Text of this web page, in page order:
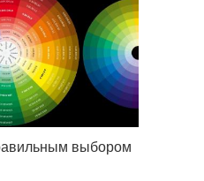
выбором